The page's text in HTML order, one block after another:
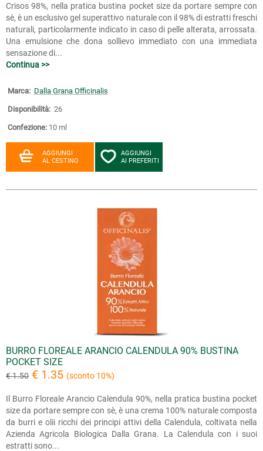
Crisos 98%, nella pratica bustina pocket size da portare sempre con
sè, è un esclusivo gel superattivo naturale con il 98% di estratti freschi
naturali, particolarmente indicato in caso di pelle alterata, arrossata.
Una emulsione che dona sollievo immediato con una immediata
sensazione di...
Continua >>
Marca: Dalla Grana Officinalis
Disponibilità: 26
Confezione: 10 ml
AGGIUNGI
AL CESTINO
AGGIUNGI
AI PREFERITI
BURRO FLOREALE ARANCIO CALENDULA 90% BUSTINA
POCKET SIZE
€ 1.50 € 1.35 (sconto 10%)
Il Burro Floreale Arancio Calendula 90%, nella pratica bustina pocket
size da portare sempre con sè, è una crema 100% naturale composta
da burri e olii ricchi dei principi attivi della Calendula, coltivata nella
Azienda Agricola Biologica Dalla Grana. La Calendula con i suoi
estratti sono...